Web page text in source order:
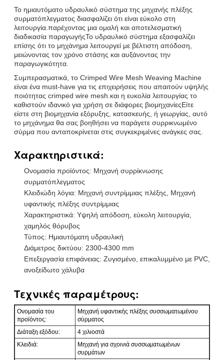
Το ημιαυτόματο υδραυλικό σύστημα της μηχανής πλέξης
συρματόπλεγματος διασφαλίζει ότι είναι εύκολο στη
λειτουργία.παρέχοντας μια ομαλή και αποτελεσματική
διαδικασία παραγωγήςΤο υδραυλικό σύστημα εξασφαλίζει
επίσης ότι το μηχάνημα λειτουργεί με βέλτιστη απόδοση,
μειώνοντας τον χρόνο στάσης και αυξάνοντας την
παραγωγικότητα.
Συμπερασματικά, το Crimped Wire Mesh Weaving Machine
είναι ένα must-have για τις επιχειρήσεις που απαιτούν υψηλής
ποιότητας crimped wire mesh.και η ευκολία λειτουργίας το
καθιστούν ιδανικό για χρήση σε διάφορες βιομηχανίεςΕίτε
είστε στη βιομηχανία εξόρυξης, κατασκευής, ή γεωργίας, αυτό
το μηχάνημα θα σας βοηθήσει να παράγετε συρρικνωμένο
σύρμα που ανταποκρίνεται στις συγκεκριμένες ανάγκες σας.
Χαρακτηριστικά:
Ονομασία προϊόντος: Μηχανή συρρίκνωσης
συρματόπλεγματος
Κλειδιώδη λόγια: Μηχανή συντρίμμιας πλέξης, Μηχανή
υφαντικής πλέξης συντρίμμιας
Χαρακτηριστικά: Υψηλή απόδοση, εύκολη λειτουργία,
χαμηλός θόρυβος
Τύπος: Ημιαυτόματη υδραυλική
Διάμετρος δικτύου: 2300-4300 mm
Επεξεργασία επιφάνειας: Ζυγισμένο, επικαλυμμένο με PVC,
ανοξείδωτο χάλυβα
Τεχνικές παραμέτρους:
Ονομασία του
προϊόντος:
Μηχανή υφαντικής πλέξης συσσωματωμένου
σύρματος
Διάταξη εξόδου:
4 χιλιοστά
Κλειδιά:
Μηχανή για σχοινιά συσσωματωμένων
συρμάτων